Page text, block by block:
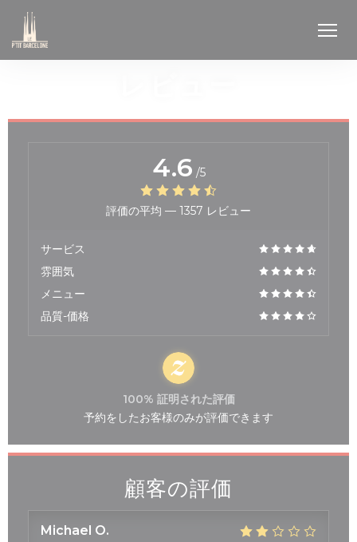
顧客の評価
Michael O
4.6 /5
評価の平均 — 1357 レビュー
サービス
雰囲気
メニュー
品質-価格
100% 証明された評価
予約をしたお客様のみが評価できます